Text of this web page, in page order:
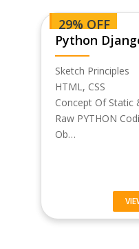
29% OFF
Python
Sketch Principles
HTML, CSS
Concept Of Static
Raw PYTHON
Ob…